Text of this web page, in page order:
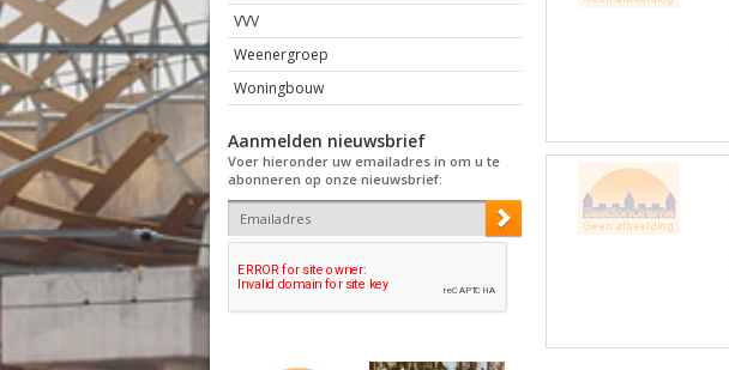
VVV
Weenergroep
Woningbouw
Aanmelden nieuwsbrief
Voer hieronder uw emailadres in om u te
abonneren op onze nieuwsbrief: